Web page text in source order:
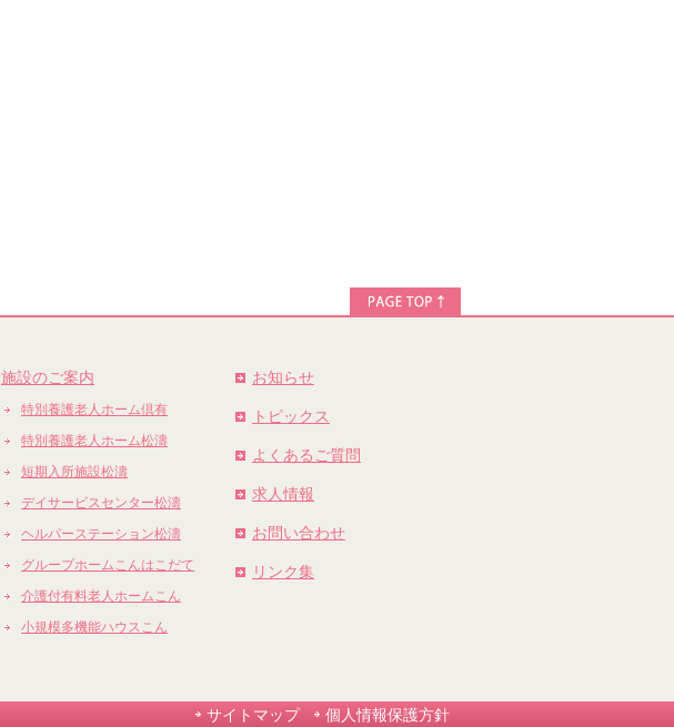
施設のご案内
特別養護老人ホーム倶有
特別養護老人ホーム松濤
短期入所施設松濤
デイサービスセンター松濤
ヘルパーステーション松濤
グループホームこんはこだて
介護付有料老人ホームこん
小規模多機能ハウスこん
お知らせ
トピックス
よくあるご質問
求人情報
お問い合わせ
リンク集
サイトマップ 個人情報保護方針